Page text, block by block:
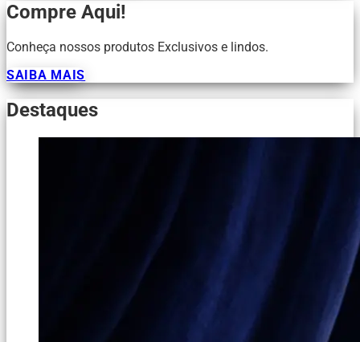
Compre Aqui!
Conheça nossos produtos Exclusivos e lindos.
SAIBA MAIS
Destaques